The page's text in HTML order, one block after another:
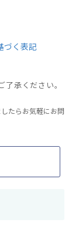
づく表記
了承ください。
たらお気軽にお問